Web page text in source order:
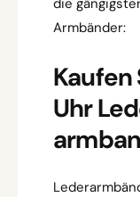
die
Armbänder:
Uhr